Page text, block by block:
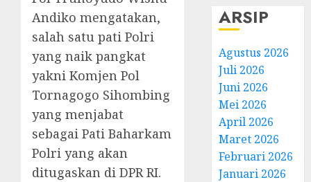
Andiko mengatakan,
salah satu pati Polri
yang naik pangkat
yakni Komjen Pol
Tornagogo Sihombing
yang menjabat
sebagai Pati Baharkam
Polri yang akan
ditugaskan di DPR RI.
ARSIP
Agustus 2026
Juli 2026
Juni 2026
Mei 2026
April 2026
Maret 2026
Februari 2026
Januari 2026